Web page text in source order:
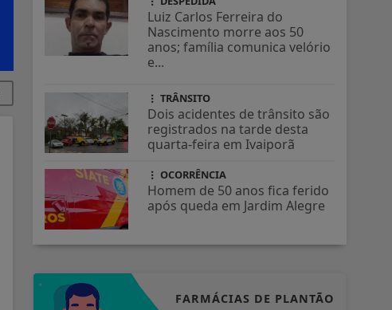
Luiz Carlos Ferreira do
Nascimento morre aos 50
anos; família comunica velório
e...
TRÂNSITO
Dois acidentes de trânsito são
registrados na tarde desta
quarta-feira em Ivaiporã
OCORRÊNCIA
Homem de 50 anos fica ferido
após queda em Jardim Alegre
FARMÁCIAS DE PLANTÃO